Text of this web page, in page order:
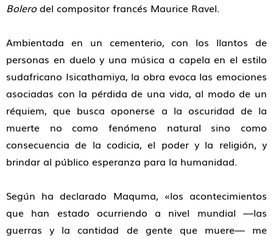
Bolerodel compositor francés Maurice Ravel.
Ambientada en un cementerio, con los llantos de
personas en duelo y una música a capela en el estilo
sudafricano Isicathamiya, la obra evoca las emociones
asociadas con la pérdida de una vida, al modo de un
réquiem, que busca oponerse a la oscuridad de la
muerte no como fenómeno natural sino como
consecuencia de la codicia, el poder y la religión, y
brindar al público esperanza para la humanidad.
Según ha declarado Maquma, «los acontecimientos
que han estado ocurriendo a nivel mundial —las
guerras y la cantidad de gente que muere— me